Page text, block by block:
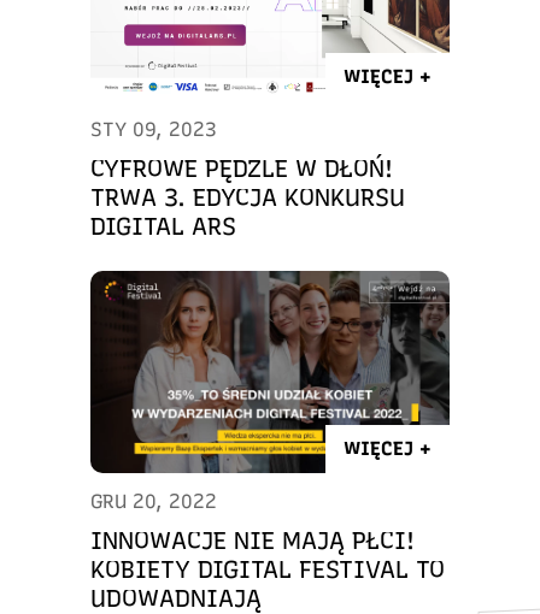
WIĘCEJ +
STY 09, 2023
CYFROWE PĘDZLE W DŁOŃ!
TRWA 3. EDYCJA KONKURSU
DIGITAL ARS
WIĘCEJ +
GRU 20, 2022
INNOWACJE NIE MAJĄ PŁCI!
KOBIETY DIGITAL FESTIVAL TO
UDOWADNIAJĄ